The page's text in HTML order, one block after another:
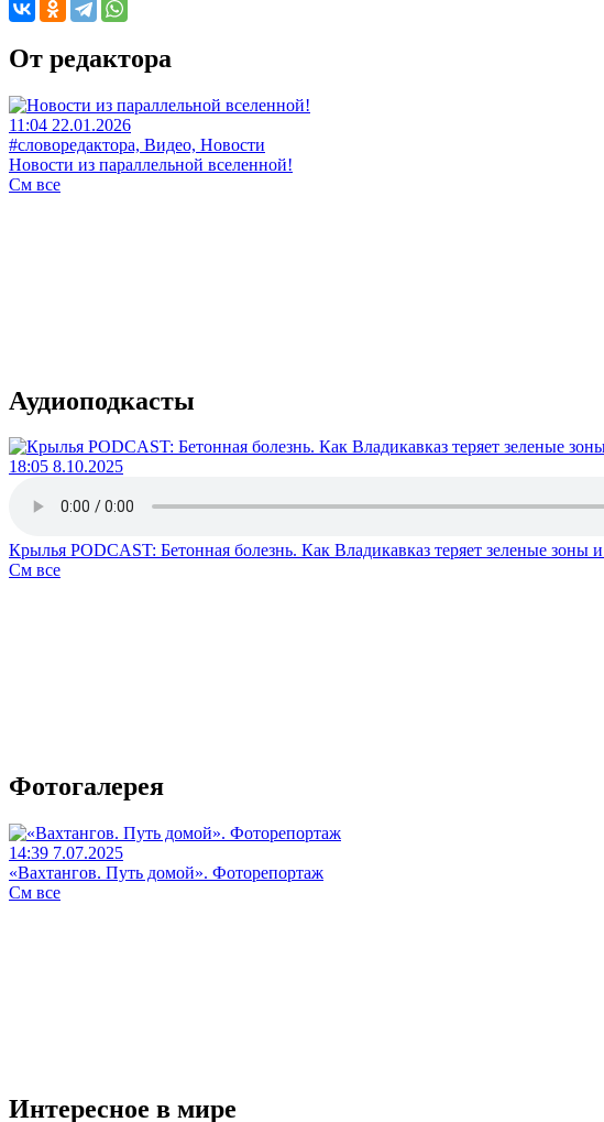
От редактора
11:04 22.01.2026
#словоредактора, Видео, Новости
Новости из параллельной вселенной!
См все
Аудиоподкасты
18:05 8.10.2025
Крылья PODCAST: Бетонная болезнь. Как Владикавказ теряет зеленые зоны
См все
Фотогалерея
14:39 7.07.2025
«Вахтангов. Путь домой». Фоторепортаж
См все
Интересное в мире